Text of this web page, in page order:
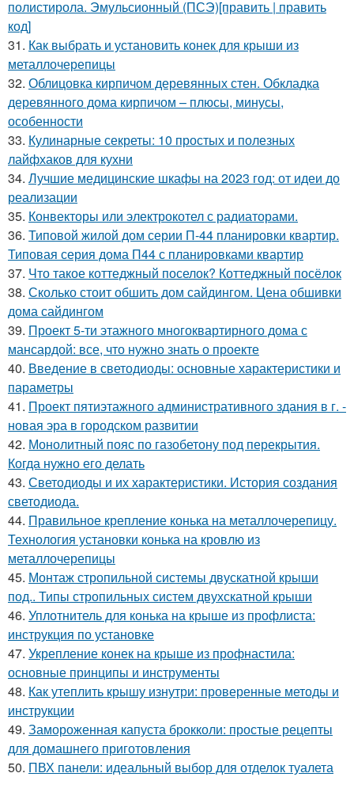
полистирола. Эмульсионный (ПСЭ)[править | править
код]
31. Как выбрать и установить конек для крыши из
металлочерепицы
32. Облицовка кирпичом деревянных стен. Обкладка
деревянного дома кирпичом – плюсы, минусы,
особенности
33. Кулинарные секреты: 10 простых и полезных
лайфхаков для кухни
34. Лучшие медицинские шкафы на 2023 год: от идеи до
реализации
35. Конвекторы или электрокотел с радиаторами.
36. Типовой жилой дом серии П-44 планировки квартир.
Типовая серия дома П44 с планировками квартир
37. Что такое коттеджный поселок? Коттеджный посёлок
38. Сколько стоит обшить дом сайдингом. Цена обшивки
дома сайдингом
39. Проект 5-ти этажного многоквартирного дома с
мансардой: все, что нужно знать о проекте
40. Введение в светодиоды: основные характеристики и
параметры
41. Проект пятиэтажного административного здания в г. -
новая эра в городском развитии
42. Монолитный пояс по газобетону под перекрытия.
Когда нужно его делать
43. Светодиоды и их характеристики. История создания
светодиода.
44. Правильное крепление конька на металлочерепицу.
Технология установки конька на кровлю из
металлочерепицы
45. Монтаж стропильной системы двускатной крыши
под.. Типы стропильных систем двухскатной крыши
46. Уплотнитель для конька на крыше из профлиста:
инструкция по установке
47. Укрепление конек на крыше из профнастила:
основные принципы и инструменты
48. Как утеплить крышу изнутри: проверенные методы и
инструкции
49. Замороженная капуста брокколи: простые рецепты
для домашнего приготовления
50. ПВХ панели: идеальный выбор для отделок туалета